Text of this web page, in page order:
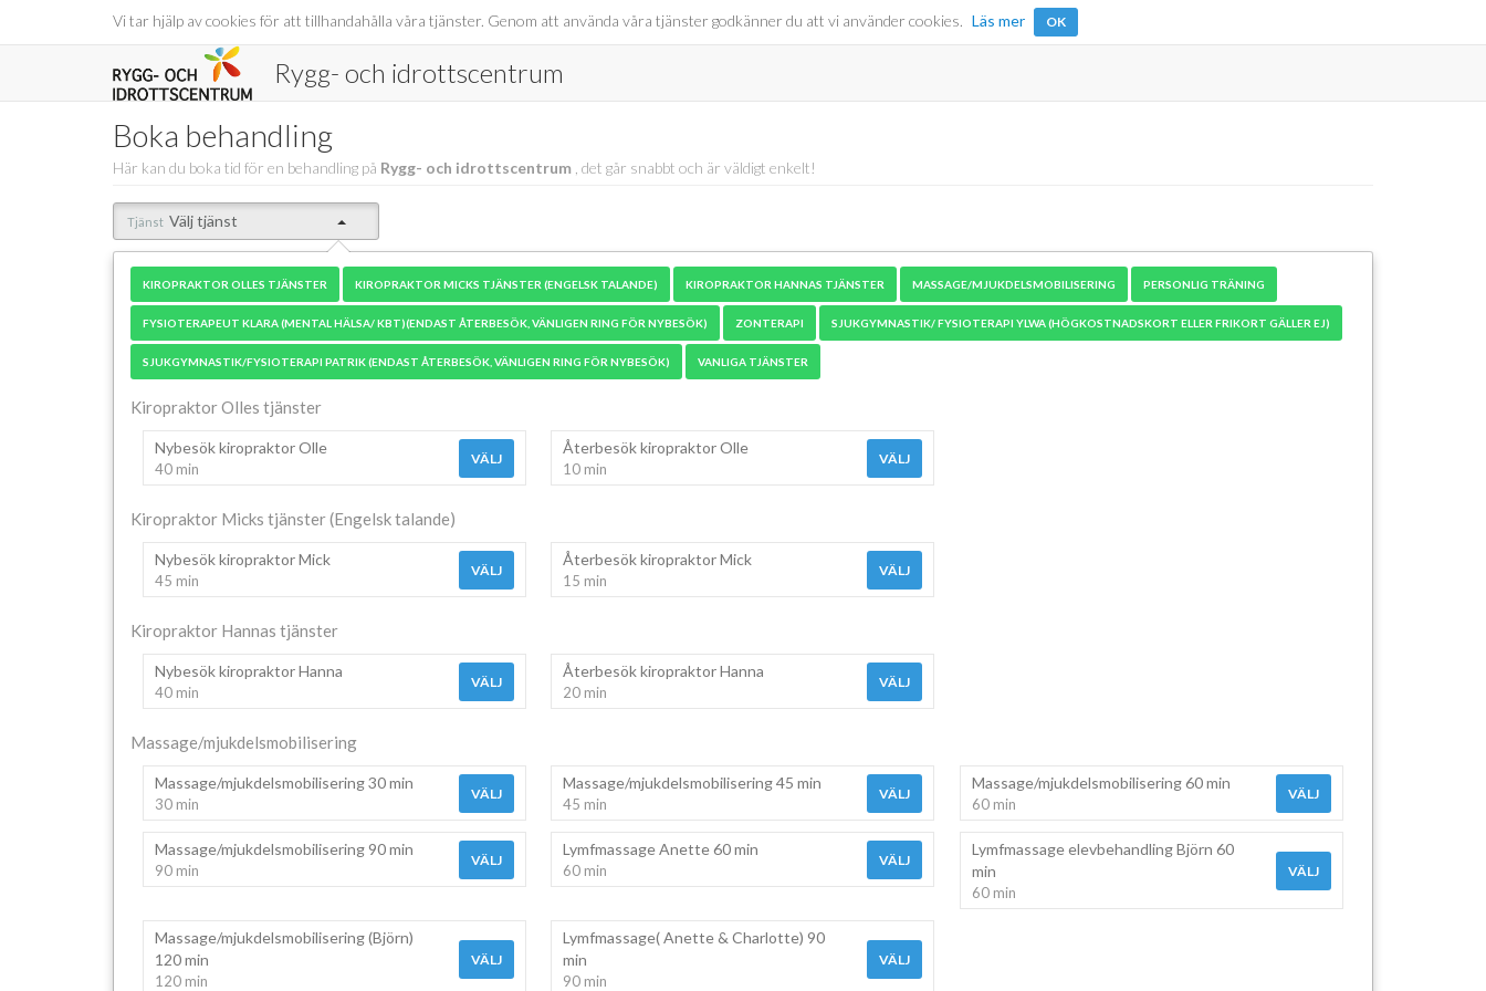
Vi tar hjälp av cookies för att tillhandahålla våra tjänster. Genom att använda våra tjänster godkänner du att vi använder cookies. Läs mer OK
Rygg- och idrottscentrum
Boka behandling
Här kan du boka tid för en behandling på Rygg- och idrottscentrum , det går snabbt och är väldigt enkelt!
Tjänst Välj tjänst
KIROPRAKTOR OLLES TJÄNSTER KIROPRAKTOR MICKS TJÄNSTER (ENGELSK TALANDE) KIROPRAKTOR HANNAS TJÄNSTER MASSAGE/MJUKDELSMOBILISERING PERSONLIG TRÄNING
FYSIOTERAPEUT KLARA (MENTAL HÄLSA/ KBT)(ENDAST ÅTERBESÖK, VÄNLIGEN RING FÖR NYBESÖK) ZONTERAPI SJUKGYMNASTIK/ FYSIOTERAPI YLWA (HÖGKOSTNADSKORT ELLER FRIKORT GÄLLER EJ)
SJUKGYMNASTIK/FYSIOTERAPI PATRIK (ENDAST ÅTERBESÖK, VÄNLIGEN RING FÖR NYBESÖK) VANLIGA TJÄNSTER
Kiropraktor Olles tjänster
Nybesök kiropraktor Olle
40 min
VÄLJ
Återbesök kiropraktor Olle
10 min
VÄLJ
Kiropraktor Micks tjänster (Engelsk talande)
Nybesök kiropraktor Mick
45 min
VÄLJ
Återbesök kiropraktor Mick
15 min
VÄLJ
Kiropraktor Hannas tjänster
Nybesök kiropraktor Hanna
40 min
VÄLJ
Återbesök kiropraktor Hanna
20 min
VÄLJ
Massage/mjukdelsmobilisering
Massage/mjukdelsmobilisering 30 min
30 min
VÄLJ
Massage/mjukdelsmobilisering 45 min
45 min
VÄLJ
Massage/mjukdelsmobilisering 60 min
60 min
VÄLJ
Massage/mjukdelsmobilisering 90 min
90 min
VÄLJ
Lymfmassage Anette 60 min
60 min
VÄLJ
Lymfmassage elevbehandling Björn 60
min
60 min
VÄLJ
Massage/mjukdelsmobilisering (Björn)
120 min
120 min
VÄLJ
Lymfmassage( Anette & Charlotte) 90
min
90 min
VÄLJ